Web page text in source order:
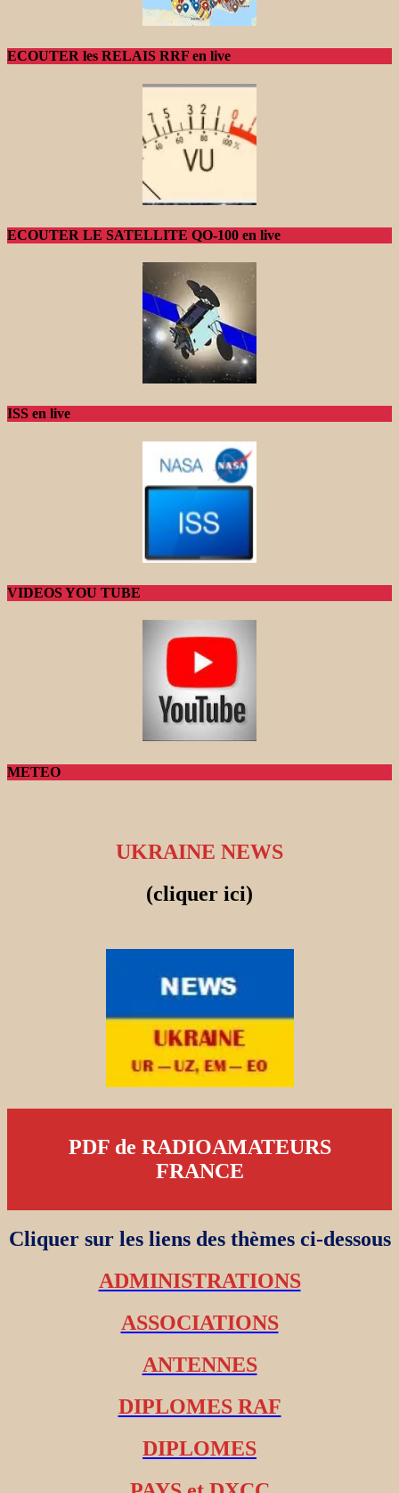
ECOUTER les RELAIS RRF en live
ECOUTER LE SATELLITE QO-100 en live
ISS en live
VIDEOS YOU TUBE
METEO
UKRAINE NEWS
(cliquer ici)
PDF de RADIOAMATEURS
FRANCE
Cliquer sur les liens des thèmes ci-dessous
ADMINISTRATIONS
ASSOCIATIONS
ANTENNES
DIPLOMES RAF
DIPLOMES